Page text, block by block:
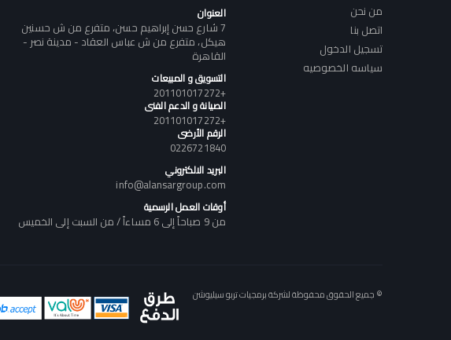
من نحن
اتصل بنا
تسجيل الدخول
سياسه الخصوصيه
العنوان
7 شارع حسن إبراهيم حسن، متفرع من ش حسنين
هيكل، متفرع من ش عباس العقاد - مدينة نصر -
القاهرة
التسويق و المبيعات
+201101017272
الصيانة و الدعم الفنى
+201101017272
الرقم الأرضى
0226721840
البريد الالكتروني
info@alansargroup.com
أوقات العمل الرسمية
من 9 صباحاً إلى 6 مساءاً / من السبت إلى الخميس
© جميع الحقوق محفوظة لشركة برمجيات تربو سيليوشن